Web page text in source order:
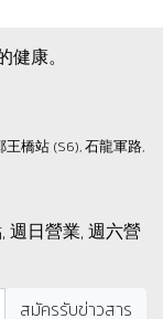
康。
橋站 (S6), 石龍軍路,
週日營業, 週六營